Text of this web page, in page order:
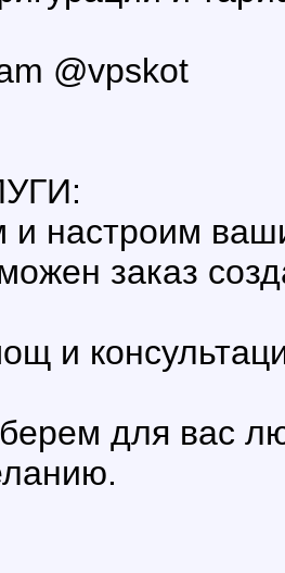
@vpskot
и настроим
заказ
и
для вас